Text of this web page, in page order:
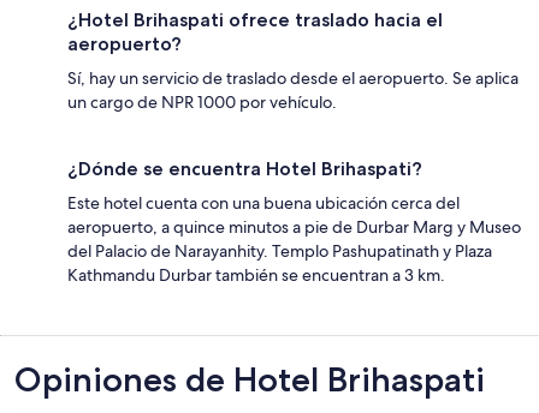
¿Hotel Brihaspati ofrece traslado hacia el
aeropuerto?
Sí, hay un servicio de traslado desde el aeropuerto. Se aplica
un cargo de NPR 1000 por vehículo.
¿Dónde se encuentra Hotel Brihaspati?
Este hotel cuenta con una buena ubicación cerca del
aeropuerto, a quince minutos a pie de Durbar Marg y Museo
del Palacio de Narayanhity. Templo Pashupatinath y Plaza
Kathmandu Durbar también se encuentran a 3 km.
Opiniones
Opiniones de Hotel Brihaspati